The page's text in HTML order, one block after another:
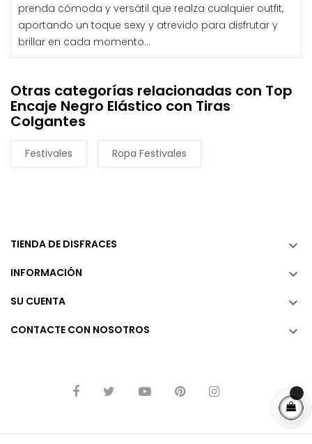
prenda cómoda y versátil que realza cualquier outfit,
aportando un toque sexy y atrevido para disfrutar y
brillar en cada momento...
Otras categorías relacionadas con Top
Encaje Negro Elástico con Tiras
Colgantes
Festivales Ropa Festivales
TIENDA DE DISFRACES 
INFORMACIÓN 
SU CUENTA 
CONTACTE CON NOSOTROS 